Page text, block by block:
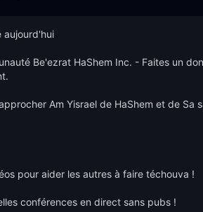
aujourd'hui
Be'ezrat HaShem Inc. - Faites un
Am Yisrael de HaShem et de Sa
pour aider les autres à faire téchouva !
conférences en direct sans pubs !